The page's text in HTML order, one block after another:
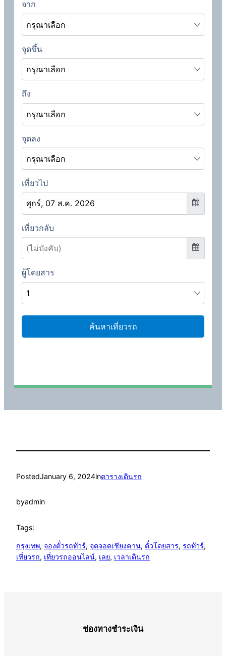
PostedJanuary 6, 2024inตารางเดินรถ
byadmin
Tags:
กรุงเทพ, จองตั๋วรถทัวร์, จุดจอดเชียงคาน, ตั๋วโดยสาร, รถทัวร์
เที่ยวรถ, เที่ยวรถออนไลน์, เลย, เวลาเดินรถ
ช่องทางชำระเงิน